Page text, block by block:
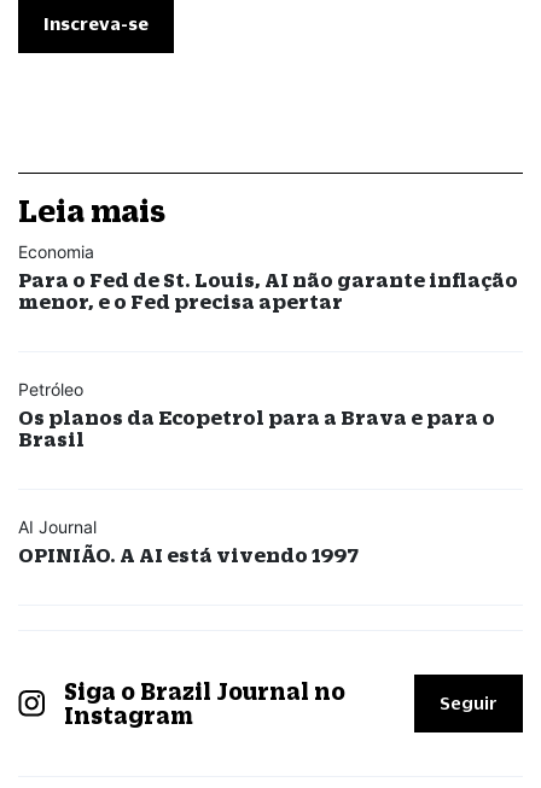
Leia mais
Economia
Para o Fed de St. Louis, AI não garante inflação
menor, e o Fed precisa apertar
Petróleo
Os planos da Ecopetrol para a Brava e para o
Brasil
AI Journal
OPINIÃO. A AI está vivendo 1997
Siga o Brazil Journal no
Instagram
Seguir